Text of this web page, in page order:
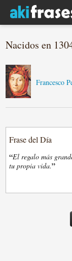
Nacidos en
Francesco
Frase del Día
“El regalo más
tu propia vida.”